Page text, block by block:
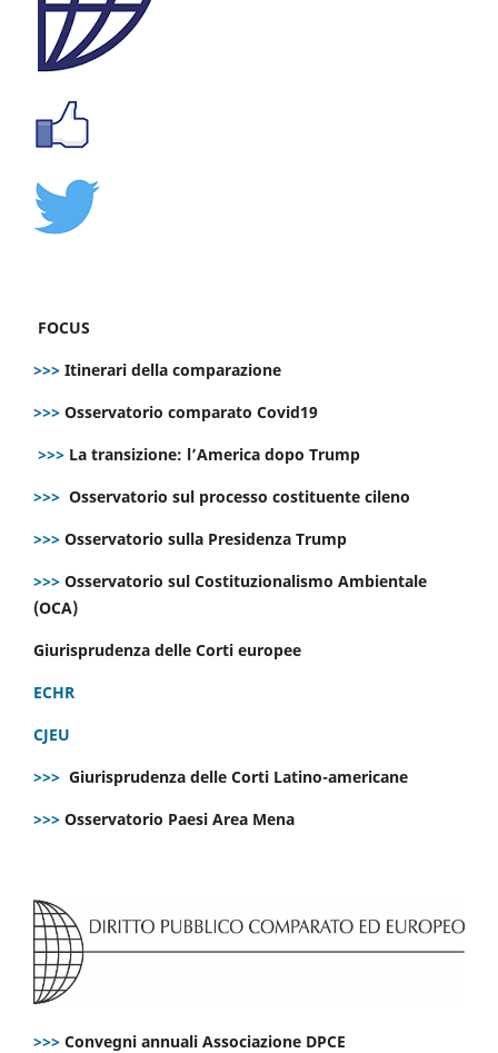
FOCUS
>>> Itinerari della comparazione
>>> Osservatorio comparato Covid19
>>> La transizione: l’America dopo Trump
>>> Osservatorio sul processo costituente cileno
>>> Osservatorio sulla Presidenza Trump
>>> Osservatorio sul Costituzionalismo Ambientale
(OCA)
Giurisprudenza delle Corti europee
ECHR
CJEU
>>> Giurisprudenza delle Corti Latino-americane
>>> Osservatorio Paesi Area Mena
>>> Convegni annuali Associazione DPCE